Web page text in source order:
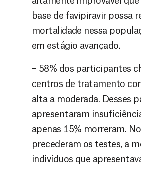
base de favipiravir possa
mortalidade nessa
em estágio avançado.
– 58% dos participantes
centros de tratamento
alta a moderada. Desses
apresentaram
apenas 15% morreram.
precederam os testes, a
indivíduos que